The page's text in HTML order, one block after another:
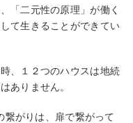
「二元性の原理」が働く
て生きることができてい
、１２つのハウスは地続
ありません。
がりは、扉で繋がって